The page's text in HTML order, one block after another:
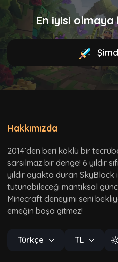
En iyisi olmaya
Hakkımızda
2014’den beri köklü bir
sarsılmaz bir denge! 6 yıldır
yıldır ayakta duran SkyBlock
tutunabileceği mantıksal
Minecraft deneyimi seni
emeğin boşa gitmez!
Türkçe TL